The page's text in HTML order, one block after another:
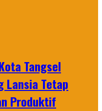
Tangsel
Lansia Tetap
Produktif